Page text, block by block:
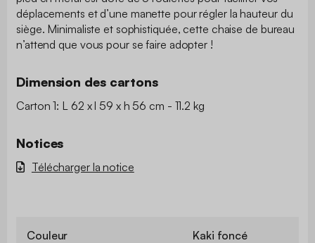
déplacements et d’une manette pour régler la hauteur du
siège. Minimaliste et sophistiquée, cette chaise de bureau
n’attend que vous pour se faire adopter !
Dimension des cartons
Carton 1: L 62 x l 59 x h 56 cm - 11.2 kg
Notices
Télécharger la notice
Couleur Kaki foncé